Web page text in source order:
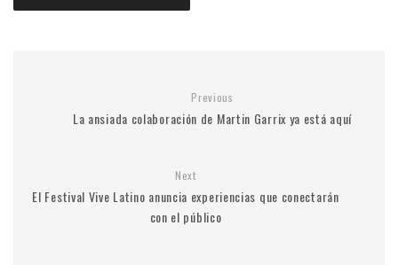
Previous
La ansiada colaboración de Martin Garrix ya está aquí
Next
El Festival Vive Latino anuncia experiencias que conectarán
con el público